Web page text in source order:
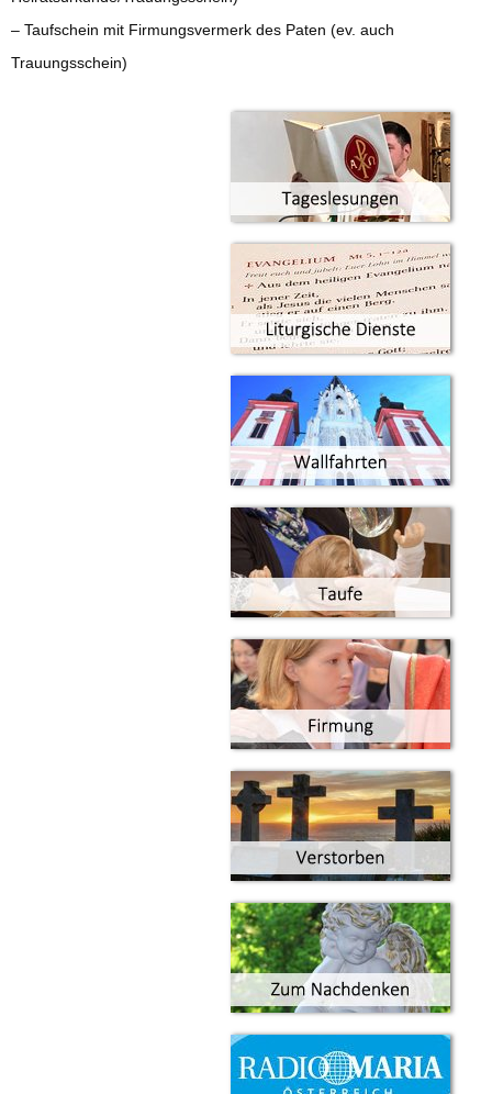
– Taufschein mit Firmungsvermerk des Paten (ev. auch
Trauungsschein)